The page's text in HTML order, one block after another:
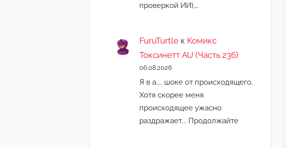
проверкой ИИ),…
FuruTurtle к Комикс
Токсинетт AU (Часть 236)
06.08.2026
Я в а.... шоке от происходящего.
Хотя скорее меня
происходящее ужасно
раздражает... Продолжайте